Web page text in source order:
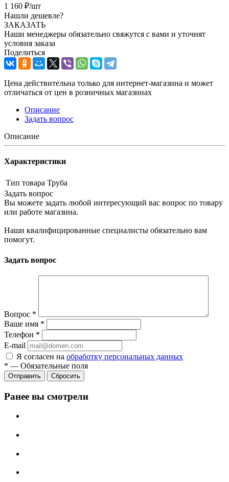
1 160 ₽/шт
Нашли дешевле?
ЗАКАЗАТЬ
Наши менеджеры обязательно свяжутся с вами и уточнят
условия заказа
Поделиться
Цена действительна только для интернет-магазина и может
отличаться от цен в розничных магазинах
Описание
Задать вопрос
Описание
Характеристики
Тип товара Труба
Задать вопрос
Вы можете задать любой интересующий вас вопрос по товару
или работе магазина.
Наши квалифицированные специалисты обязательно вам
помогут.
Задать вопрос
Вопрос *
Ваше имя *
Телефон *
E-mail
Я согласен на обработку персональных данных
* — Обязательные поля
Сбросить
Ранее вы смотрели